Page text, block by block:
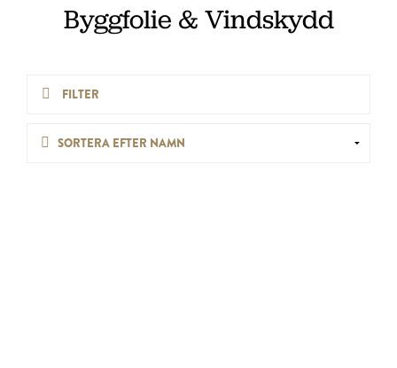
Byggfolie & Vindskydd
FILTER